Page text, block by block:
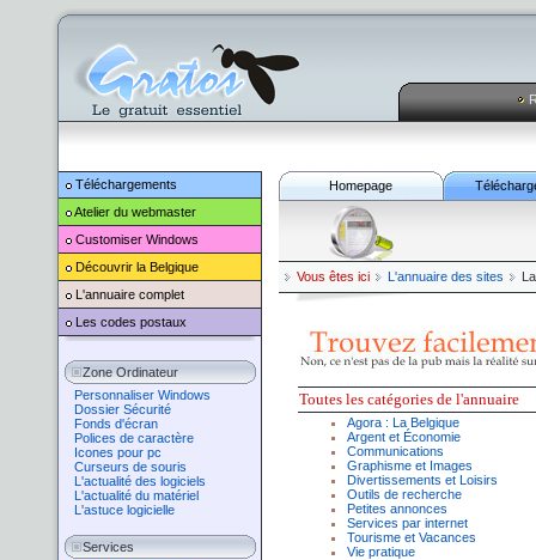
Téléchargements
Atelier du webmaster
Customiser Windows
Découvrir la Belgique
L'annuaire complet
Les codes postaux
Zone Ordinateur
Personnaliser Windows
Dossier Sécurité
Fonds d'écran
Polices de caractère
Icones pour pc
Curseurs de souris
L'actualité des logiciels
L'actualité du matériel
L'astuce logicielle
Services
Homepage
Vous êtes ici L'annuaire des sites
Toutes les catégories de l'annuaire
Agora : La Belgique
Argent etÉconomie
Communications
Graphisme etImages
Divertissements et Loisirs
Outils de recherche
Petites annonces
Services par internet
Tourisme etVacances
Vie pratique